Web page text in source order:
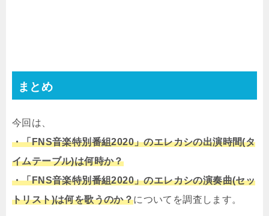
まとめ
今回は、
・「FNS音楽特別番組2020」のエレカシの出演時間(タ
イムテーブル)は何時か？
・「FNS音楽特別番組2020」のエレカシの演奏曲(セッ
トリスト)は何を歌うのか？についてを調査します。